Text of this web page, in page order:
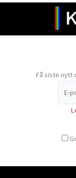
Få siste nytt